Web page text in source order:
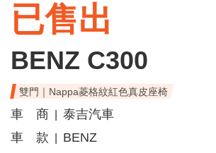
已售出
BENZ C300
雙門｜Nappa菱格紋紅色真皮座椅
車 商
泰吉汽車
車 款
BENZ